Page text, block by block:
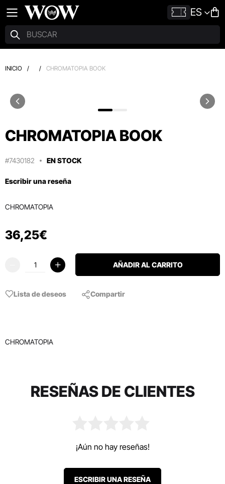
ES
INICIO / / CHROMATOPIA BOOK
CHROMATOPIA BOOK
#7430182 EN STOCK
Escribir una reseña
CHROMATOPIA
36,25€
AÑADIR AL CARRITO
Lista de deseos Compartir
CHROMATOPIA
RESEÑAS DE CLIENTES
¡Aún no hay reseñas!
ESCRIBIR UNA RESEÑA